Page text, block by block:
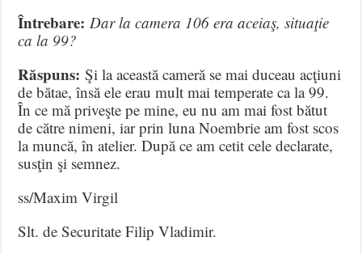
Întrebare: Dar la camera 106 era aceiaş, situaţie
ca la 99?
Răspuns: Şi la această cameră se mai duceau acţiuni
de bătae, însă ele erau mult mai temperate ca la 99.
În ce mă priveşte pe mine, eu nu am mai fost bătut
de către nimeni, iar prin luna Noembrie am fost scos
la muncă, în atelier. După ce am cetit cele declarate,
susţin şi semnez.
ss/Maxim Virgil
Slt. de Securitate Filip Vladimir.